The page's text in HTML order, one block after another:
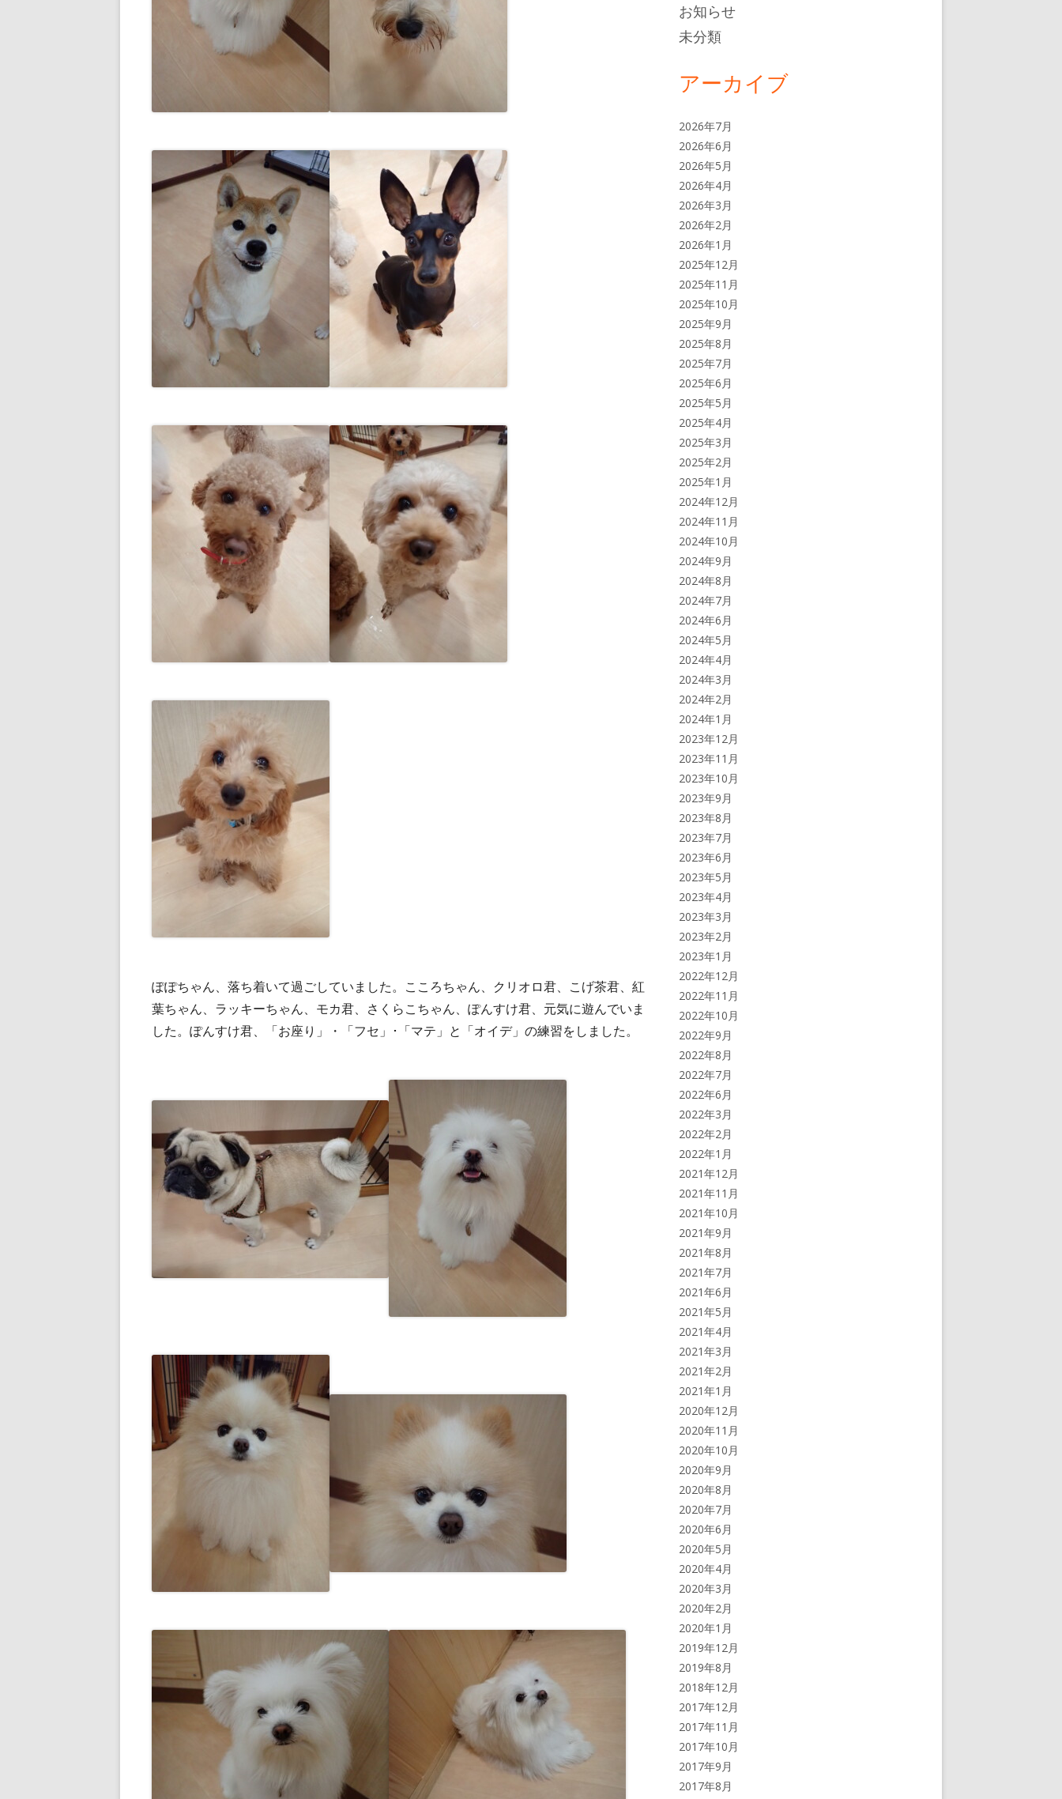
ぽぽちゃん、落ち着いて過ごしていました。こころちゃん、クリオロ君、こげ茶君、紅
葉ちゃん、ラッキーちゃん、モカ君、さくらこちゃん、ぽんすけ君、元気に遊んでいま
した。ぽんすけ君、「お座り」・「フセ」･「マテ」と「オイデ」の練習をしました。
お知らせ
未分類
アーカイブ
2026年7月
2026年6月
2026年5月
2026年4月
2026年3月
2026年2月
2026年1月
2025年12月
2025年11月
2025年10月
2025年9月
2025年8月
2025年7月
2025年6月
2025年5月
2025年4月
2025年3月
2025年2月
2025年1月
2024年12月
2024年11月
2024年10月
2024年9月
2024年8月
2024年7月
2024年6月
2024年5月
2024年4月
2024年3月
2024年2月
2024年1月
2023年12月
2023年11月
2023年10月
2023年9月
2023年8月
2023年7月
2023年6月
2023年5月
2023年4月
2023年3月
2023年2月
2023年1月
2022年12月
2022年11月
2022年10月
2022年9月
2022年8月
2022年7月
2022年6月
2022年3月
2022年2月
2022年1月
2021年12月
2021年11月
2021年10月
2021年9月
2021年8月
2021年7月
2021年6月
2021年5月
2021年4月
2021年3月
2021年2月
2021年1月
2020年12月
2020年11月
2020年10月
2020年9月
2020年8月
2020年7月
2020年6月
2020年5月
2020年4月
2020年3月
2020年2月
2020年1月
2019年12月
2019年8月
2018年12月
2017年12月
2017年11月
2017年10月
2017年9月
2017年8月